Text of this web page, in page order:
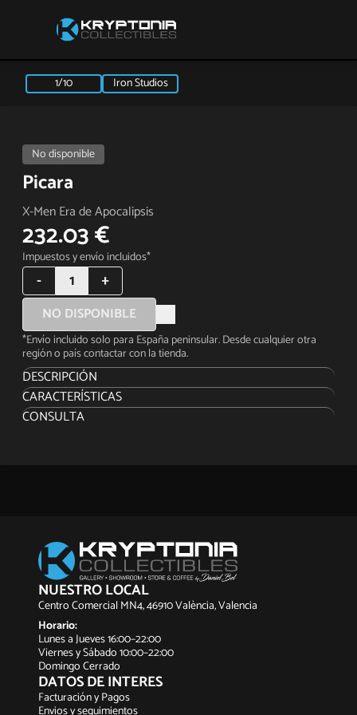
1/10 Iron Studios
No disponible
Picara
X-Men Era de Apocalipsis
232.03 €
Impuestos y envío incluidos*
- 1 +
NO DISPONIBLE
*Envío incluido solo para España peninsular. Desde cualquier otra
región o país contactar con la tienda.
DESCRIPCIÓN
BDS Art Scale 1/10
CARACTERÍSTICAS
CONSULTA
NUESTRO LOCAL
Centro Comercial MN4, 46910 València, Valencia
Horario:
Lunes a Jueves 16:00–22:00
Viernes y Sábado 10:00–22:00
Domingo Cerrado
DATOS DE INTERES
Facturación y Pagos